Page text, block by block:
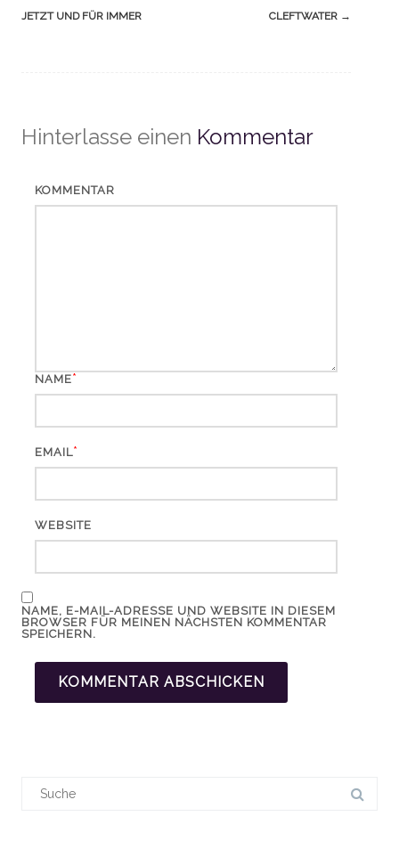
(Beiträge)
JETZT UND FÜR IMMER
CLEFTWATER →
Hinterlasse einen Kommentar
KOMMENTAR
NAME*
EMAIL*
WEBSITE
NAME, E-MAIL-ADRESSE UND WEBSITE IN DIESEM
BROWSER FÜR MEINEN NÄCHSTEN KOMMENTAR
SPEICHERN.